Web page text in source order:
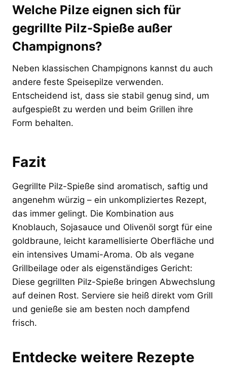
Welche Pilze eignen sich für
gegrillte Pilz-Spieße außer
Champignons?
Neben klassischen Champignons kannst du auch
andere feste Speisepilze verwenden.
Entscheidend ist, dass sie stabil genug sind, um
aufgespießt zu werden und beim Grillen ihre
Form behalten.
Fazit
Gegrillte Pilz-Spieße sind aromatisch, saftig und
angenehm würzig – ein unkompliziertes Rezept,
das immer gelingt. Die Kombination aus
Knoblauch, Sojasauce und Olivenöl sorgt für eine
goldbraune, leicht karamellisierte Oberfläche und
ein intensives Umami-Aroma. Ob als vegane
Grillbeilage oder als eigenständiges Gericht:
Diese gegrillten Pilz-Spieße bringen Abwechslung
auf deinen Rost. Serviere sie heiß direkt vom Grill
und genieße sie am besten noch dampfend
frisch.
Entdecke weitere Rezepte